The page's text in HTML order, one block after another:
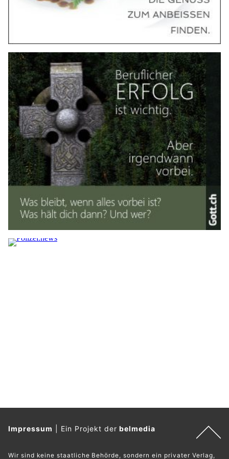
Die Kriminaltechnik der Tessiner Kantonspolizei öffnete am
vergangenen Samstag ihre Türen für rund 15 Schülerinnen
Der Nachmittag stand ganz im Zeichen der forensischen
Wissenschaften.
Weiterlesen
Bellinzona TI: Ab 1. Februar gilt
Autobahnvignette 2026 auf allen Autobahnen
01.02.26 VON BELMEDIA REDAKTION
Für die Fahrt auf Autobahnen und Autostrassen in der
Schweiz ist ab heute, 1. Februar 2026, die Autobahnvignette
2026 erforderlich.
befahren.
Weiterlesen
Visier von Dieben – Polizei gibt Tipps